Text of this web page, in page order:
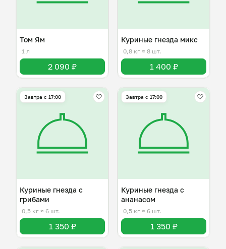
Том Ям
1 л
2 090 ₽
Куриные гнезда микс
0,8 кг ≈ 8 шт.
1 400 ₽
Завтра c 17:00
Куриные гнезда с
грибами
0,5 кг ≈ 6 шт.
1 350 ₽
Завтра c 17:00
Куриные гнезда с
ананасом
0,5 кг ≈ 6 шт.
1 350 ₽